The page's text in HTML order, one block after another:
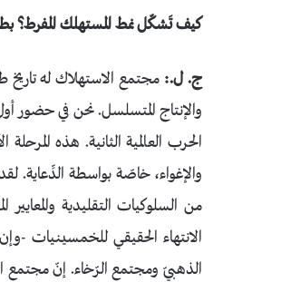
كيف تَشكّل نمط المستهلك المفرط؟
ج. ل.:
والإنتاج المتسلسل. نحن في حضور
الحرب العالمية الثانية. هذه
والإغواء، خاصّة بواسطة الدِّعاية.
الانتهاء الحقيقي للخمسينيات -
الذهبيّ ومجتمع الرّخاء. إنّ مجتمع